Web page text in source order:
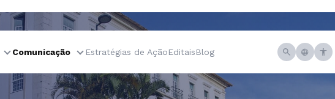
Comunicação Estratégias de AçãoEditaisBlog